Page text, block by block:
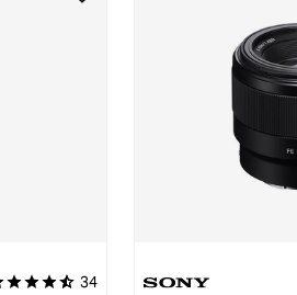
Bewertung von 4.9 von 5
34